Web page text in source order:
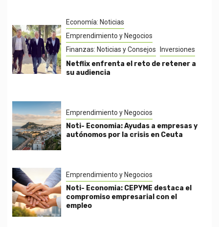
Economía: Noticias
Emprendimiento y Negocios
Finanzas: Noticias y Consejos
Inversiones
Netflix enfrenta el reto de retener a
su audiencia
Emprendimiento y Negocios
Noti- Economia: Ayudas a empresas y
autónomos por la crisis en Ceuta
Emprendimiento y Negocios
Noti- Economia: CEPYME destaca el
compromiso empresarial con el
empleo